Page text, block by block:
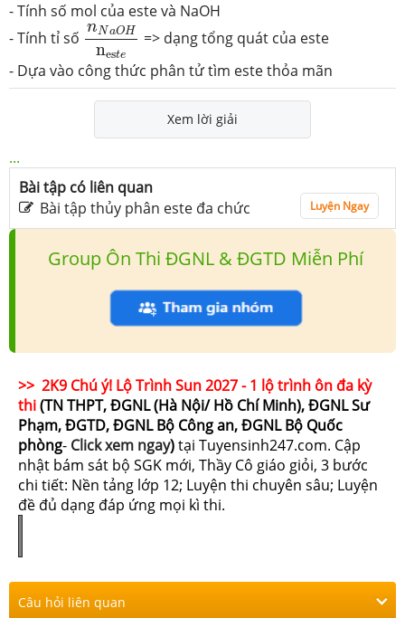
- Tính số mol của este và NaOH
- Tính tỉ số
nNaOH
neste
nNaOHnest e
=> dạng tổng quát của este
- Dựa vào công thức phân tử tìm este thỏa mãn
Xem lời giải
...
Bài tập có liên quan
Bài tập thủy phân este đa chức
Luyện Ngay
Group Ôn Thi ĐGNL & ĐGTD Miễn Phí
>> 2K9 Chú ý! Lộ Trình Sun 2027 - 1 lộ trình ôn đa kỳ
thi(TN THPT, ĐGNL (Hà Nội/ Hồ Chí Minh), ĐGNL Sư
Phạm, ĐGTD, ĐGNL Bộ Công an, ĐGNL Bộ Quốc
phòng- Click xem ngay)tại Tuyensinh247.com. Cập
nhật bám sát bộ SGK mới, Thầy Cô giáo giỏi, 3 bước
chi tiết: Nền tảng lớp 12; Luyện thi chuyên sâu; Luyện
đề đủ dạng đáp ứng mọi kì thi.
Câu hỏi liên quan